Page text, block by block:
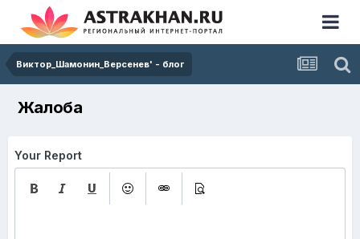
Виктор_Шамонин_Версенев' - блог
Жалоба
Your Report